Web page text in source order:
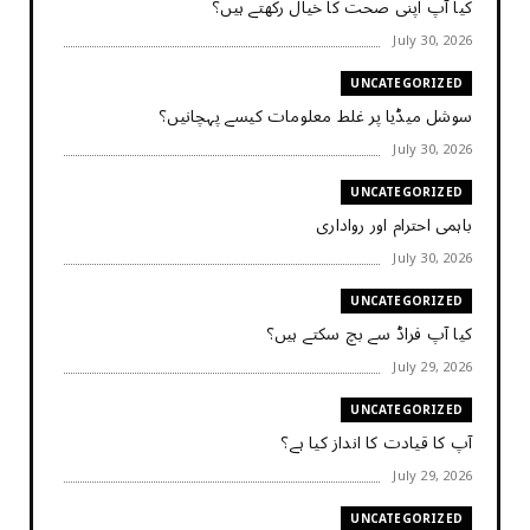
کیا آپ اپنی صحت کا خیال رکھتے ہیں؟
July 30, 2026
UNCATEGORIZED
سوشل میڈیا پر غلط معلومات کیسے پہچانیں؟
July 30, 2026
UNCATEGORIZED
باہمی احترام اور رواداری
July 30, 2026
UNCATEGORIZED
کیا آپ فراڈ سے بچ سکتے ہیں؟
July 29, 2026
UNCATEGORIZED
آپ کا قیادت کا انداز کیا ہے؟
July 29, 2026
UNCATEGORIZED